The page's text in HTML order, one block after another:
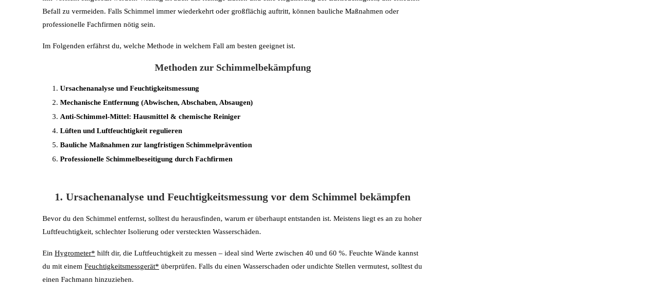
Befall zu vermeiden. Falls Schimmel immer wiederkehrt oder großflächig auftritt, können bauliche Maßnahmen oder
professionelle Fachfirmen nötig sein.
Im Folgenden erfährst du, welche Methode in welchem Fall am besten geeignet ist.
Methoden zur Schimmelbekämpfung
Ursachenanalyse und Feuchtigkeitsmessung
Mechanische Entfernung (Abwischen, Abschaben, Absaugen)
Anti-Schimmel-Mittel: Hausmittel & chemische Reiniger
Lüften und Luftfeuchtigkeit regulieren
Bauliche Maßnahmen zur langfristigen Schimmelprävention
Professionelle Schimmelbeseitigung durch Fachfirmen
1. Ursachenanalyse und Feuchtigkeitsmessung vor dem Schimmel bekämpfen
Bevor du den Schimmel entfernst, solltest du herausfinden, warum er überhaupt entstanden ist. Meistens liegt es an zu hoher
Luftfeuchtigkeit, schlechter Isolierung oder versteckten Wasserschäden.
Ein Hygrometer* hilft dir, die Luftfeuchtigkeit zu messen – ideal sind Werte zwischen 40 und 60 %. Feuchte Wände kannst
du mit einem Feuchtigkeitsmessgerät* überprüfen. Falls du einen Wasserschaden oder undichte Stellen vermutest, solltest du
einen Fachmann hinzuziehen.